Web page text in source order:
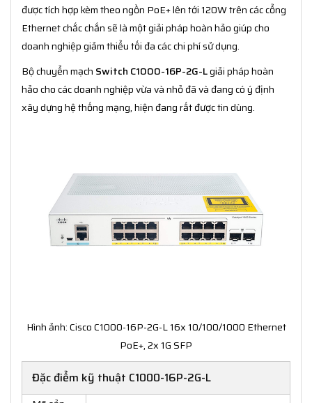
được tích hợp kèm theo ngồn PoE+ lên tới 120W trên các cổng
Ethernet chắc chắn sẽ là một giải pháp hoàn hảo giúp cho
doanh nghiệp giảm thiểu tối đa các chi phí sử dụng.
Bộ chuyển mạch Switch C1000-16P-2G-Lgiải pháp hoàn
hảo cho các doanh nghiệp vừa và nhỏ đã và đang có ý định
xây dựng hệ thống mạng, hiện đang rất được tin dùng.
Hình ảnh: Cisco C1000-16P-2G-L 16x 10/100/1000 Ethernet
PoE+, 2x 1G SFP
Đặc điểm kỹ thuật C1000-16P-2G-L